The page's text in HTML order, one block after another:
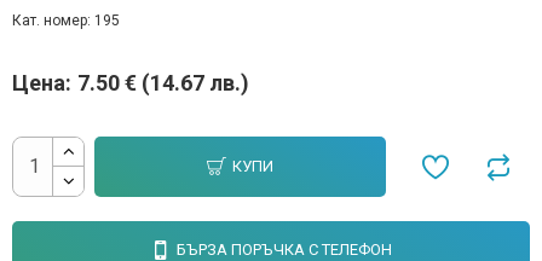
Кат. номер: 195
Цена: 7.50 € (14.67 лв.)
КУПИ
БЪРЗА ПОРЪЧКА С ТЕЛЕФОН